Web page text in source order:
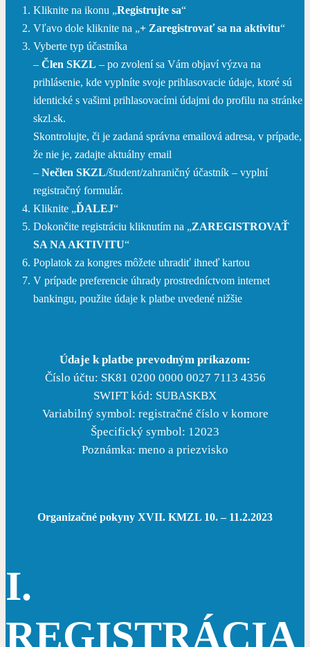
Kliknite na ikonu „Registrujte sa“
Vľavo dole kliknite na „+ Zaregistrovať sa na aktivitu“
Vyberte typ účastníka
– Člen SKZL – po zvolení sa Vám objaví výzva na
prihlásenie, kde vyplníte svoje prihlasovacie údaje, ktoré sú
identické s vašimi prihlasovacími údajmi do profilu na stránke
skzl.sk.
Skontrolujte, či je zadaná správna emailová adresa, v prípade,
že nie je, zadajte aktuálny email
– Nečlen SKZL/študent/zahraničný účastník – vyplní
registračný formulár.
Kliknite „ĎALEJ“
Dokončite registráciu kliknutím na „ZAREGISTROVAŤ
SA NA AKTIVITU“
Poplatok za kongres môžete uhradiť ihneď kartou
V prípade preferencie úhrady prostredníctvom internet
bankingu, použite údaje k platbe uvedené nižšie
Údaje k platbe prevodným príkazom:
Číslo účtu: SK81 0200 0000 0027 7113 4356
SWIFT kód: SUBASKBX
Variabilný symbol: registračné číslo v komore
Špecifický symbol: 12023
Poznámka: meno a priezvisko
Organizačné pokyny XVII. KMZL 10. – 11.2.2023
I.
REGISTRÁCIA